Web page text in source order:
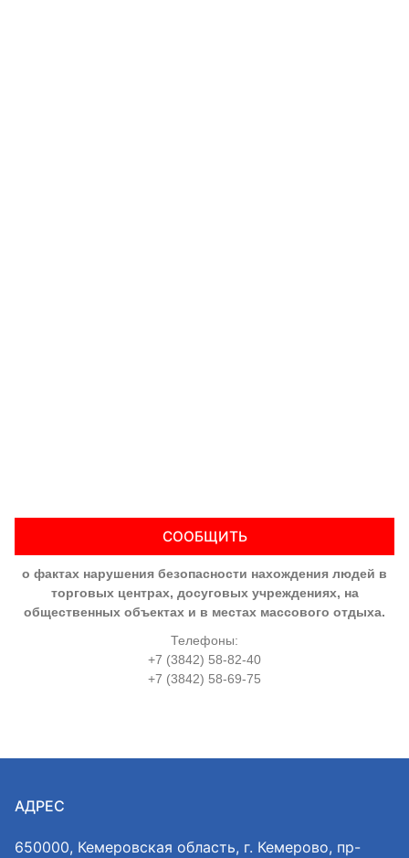
СООБЩИТЬ
о фактах нарушения безопасности нахождения людей в
торговых центрах, досуговых учреждениях, на
общественных объектах и в местах массового отдыха.
Телефоны:
+7 (3842) 58-82-40
+7 (3842) 58-69-75
АДРЕС
650000, Кемеровская область, г. Кемерово, пр-